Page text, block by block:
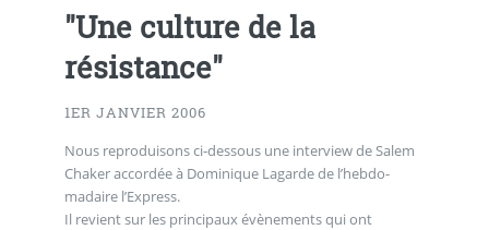
"Une culture de la
résistance"
1ER JANVIER 2006
Nous reproduisons ci-dessous une interview de Salem
Chaker accordée à Dominique Lagarde de l’hebdo-
madaire l’Express.
Il revient sur les principaux évènements qui ont